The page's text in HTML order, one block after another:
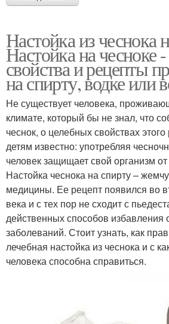
Настойка из чеснока
Настойка на чесноке
свойства и рецепты
на спирту, водке или
Не существует человека,
климате, который бы не знал, что
чеснок, о целебных свойствах
детям известно: употребляя
человек защищает свой организм
Настойка чеснока на спирту –
медицины. Ее рецепт появился во
века и с тех пор не сходит с
действенных способов избавления
заболеваний. Стоит узнать, как
лечебная настойка из чеснока и с
человека способна справиться.